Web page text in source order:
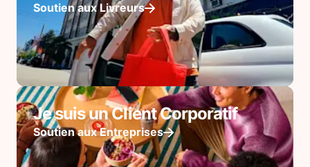
Soutien aux Livreurs
Je suis un Client Corporatif
Soutien aux Entreprises